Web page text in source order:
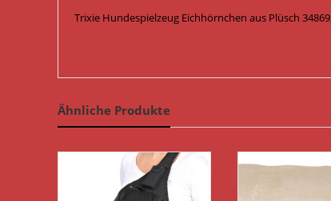
Trixie Hundespielzeug Eichhörnchen aus Plüsch
Ähnliche Produkte